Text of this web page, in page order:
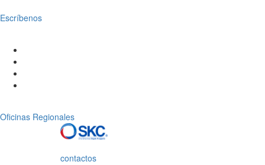
Escríbenos
Oficinas Regionales
contactos